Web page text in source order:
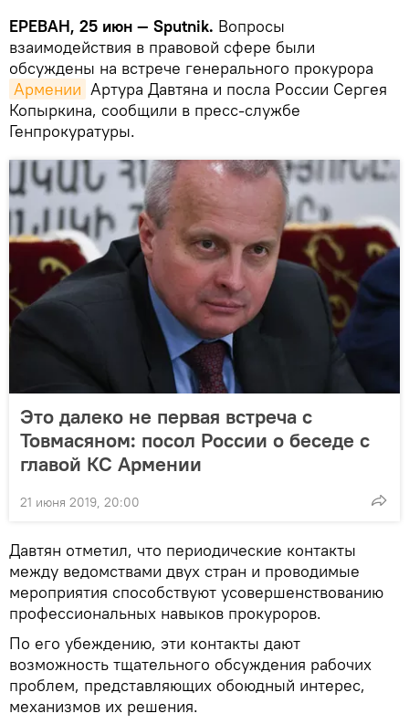
ЕРЕВАН, 25 июн — Sputnik. Вопросы
взаимодействия в правовой сфере были
обсуждены на встрече генерального прокурора
Армении Артура Давтяна и посла России Сергея
Копыркина, сообщили в пресс-службе
Генпрокуратуры.
Это далеко не первая встреча с
Товмасяном: посол России о беседе с
главой КС Армении
21 июня 2019, 20:00
Давтян отметил, что периодические контакты
между ведомствами двух стран и проводимые
мероприятия способствуют усовершенствованию
профессиональных навыков прокуроров.
По его убеждению, эти контакты дают
возможность тщательного обсуждения рабочих
проблем, представляющих обоюдный интерес,
механизмов их решения.